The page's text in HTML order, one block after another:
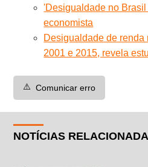
'Desigualdade no
economista
Desigualdade de
2001 e 2015, revela
⚠️ Comunicar erro
NOTÍCIAS